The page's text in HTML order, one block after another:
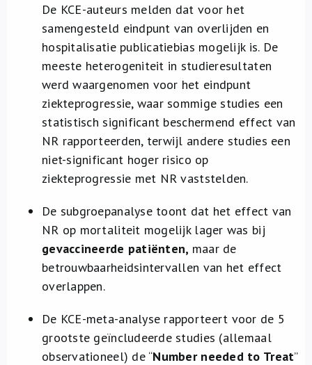
De KCE-auteurs melden dat voor het
samengesteld eindpunt van overlijden en
hospitalisatie publicatiebias mogelijk is. De
meeste heterogeniteit in studieresultaten
werd waargenomen voor het eindpunt
ziekteprogressie, waar sommige studies een
statistisch significant beschermend effect van
NR rapporteerden, terwijl andere studies een
niet-significant hoger risico op
ziekteprogressie met NR vaststelden.
De subgroepanalyse toont dat het effect van
NR op mortaliteit mogelijk lager was bij
gevaccineerde patiënten, maar de
betrouwbaarheidsintervallen van het effect
overlappen.
De KCE-meta-analyse rapporteert voor de 5
grootste geïncludeerde studies (allemaal
observationeel) de “Number needed to Treat”